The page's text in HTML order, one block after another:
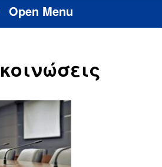
Open Menu